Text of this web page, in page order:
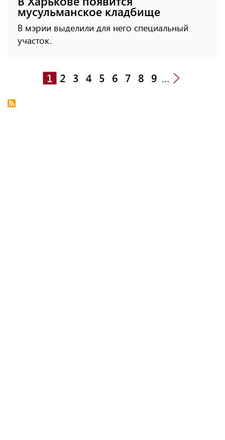
мусульманское кладбище
В мэрии выделили для него специальный
участок.
1 2 3 4 5 6 7 8 9 …